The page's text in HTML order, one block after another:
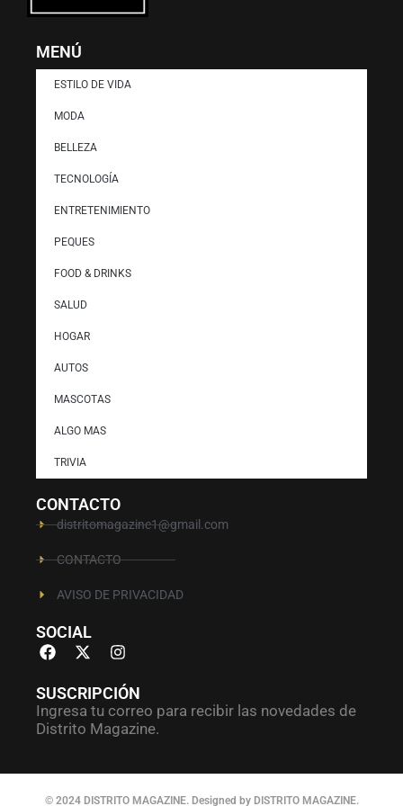
MENÚ
ESTILO DE VIDA
MODA
BELLEZA
TECNOLOGÍA
ENTRETENIMIENTO
PEQUES
FOOD & DRINKS
SALUD
HOGAR
AUTOS
MASCOTAS
ALGO MAS
TRIVIA
CONTACTO
distritomagazine1@gmail.com
CONTACTO
AVISO DE PRIVACIDAD
SOCIAL
SUSCRIPCIÓN
Ingresa tu correo para recibir las novedades de
Distrito Magazine.
© 2024 DISTRITO MAGAZINE. Designed by DISTRITO MAGAZINE.